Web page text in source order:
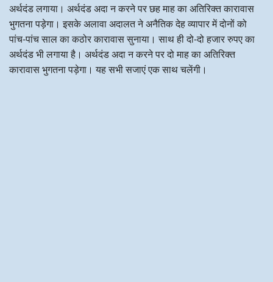
अर्थदंड लगाया। अर्थदंड अदा न करने पर छह माह का अतिरिक्त कारावास
भुगतना पड़ेगा। इसके अलावा अदालत ने अनैतिक देह व्यापार में दोनों को
पांच-पांच साल का कठोर कारावास सुनाया। साथ ही दो-दो हजार रुपए का
अर्थदंड भी लगाया है। अर्थदंड अदा न करने पर दो माह का अतिरिक्त
कारावास भुगतना पड़ेगा। यह सभी सजाएं एक साथ चलेंगी।